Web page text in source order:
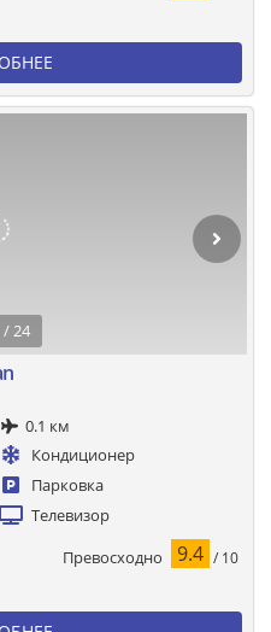
/ 24
0.1 км
Кондиционер
Парковка
Телевизор
Превосходно 9.4 / 10